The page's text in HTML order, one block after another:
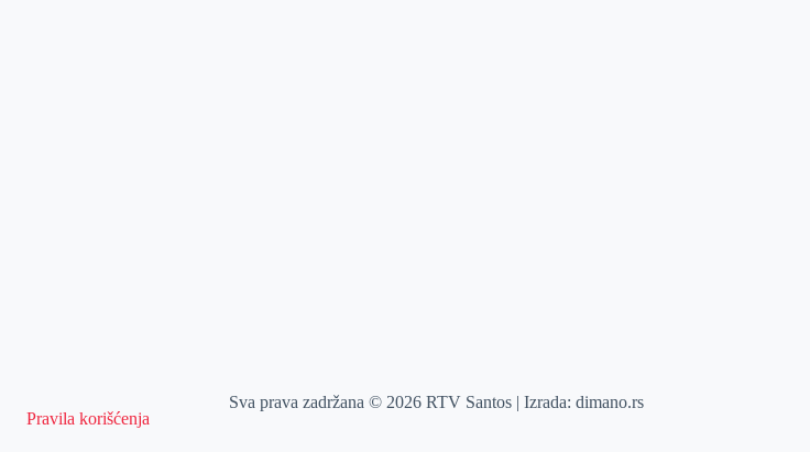
Pravila korišćenja
Sva prava zadržana © 2026 RTV Santos | Izrada:dimano.rs